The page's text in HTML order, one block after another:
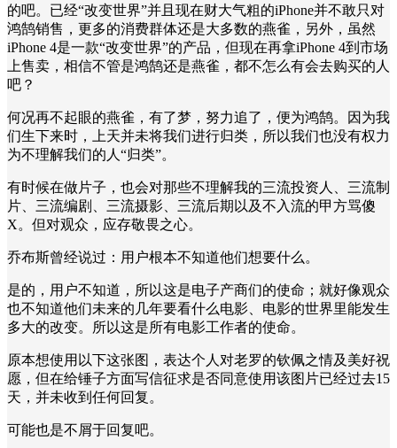
的吧。已经“改变世界”并且现在财大气粗的iPhone并不敢只对
鸿鹄销售，更多的消费群体还是大多数的燕雀，另外，虽然
iPhone 4是一款“改变世界”的产品，但现在再拿iPhone 4到市场
上售卖，相信不管是鸿鹄还是燕雀，都不怎么有会去购买的人
吧？
何况再不起眼的燕雀，有了梦，努力追了，便为鸿鹄。因为我
们生下来时，上天并未将我们进行归类，所以我们也没有权力
为不理解我们的人“归类”。
有时候在做片子，也会对那些不理解我的三流投资人、三流制
片、三流编剧、三流摄影、三流后期以及不入流的甲方骂傻
X。但对观众，应存敬畏之心。
乔布斯曾经说过：用户根本不知道他们想要什么。
是的，用户不知道，所以这是电子产商们的使命；就好像观众
也不知道他们未来的几年要看什么电影、电影的世界里能发生
多大的改变。所以这是所有电影工作者的使命。
原本想使用以下这张图，表达个人对老罗的钦佩之情及美好祝
愿，但在给锤子方面写信征求是否同意使用该图片已经过去15
天，并未收到任何回复。
可能也是不屑于回复吧。